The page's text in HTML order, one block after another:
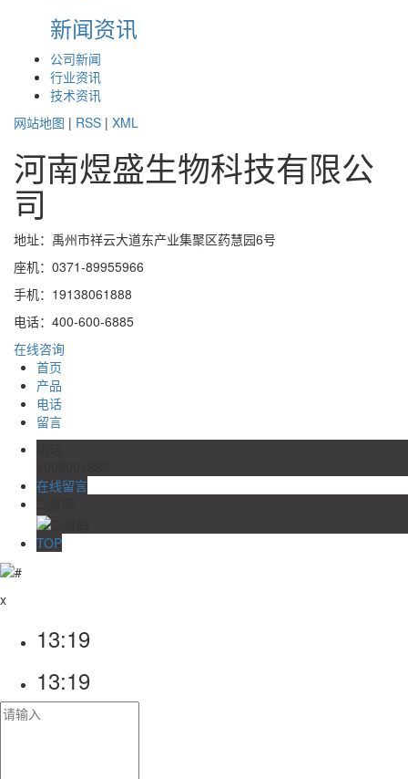
新闻资讯
公司新闻
行业资讯
技术资讯
网站地图 | RSS | XML
河南煜盛生物科技有限公
司
地址：禹州市祥云大道东产业集聚区药慧园6号
座机：0371-89955966
手机：19138061888
电话：400-600-6885
在线咨询
首页
产品
电话
留言
在线留言
TOP
x
13:19
13:19